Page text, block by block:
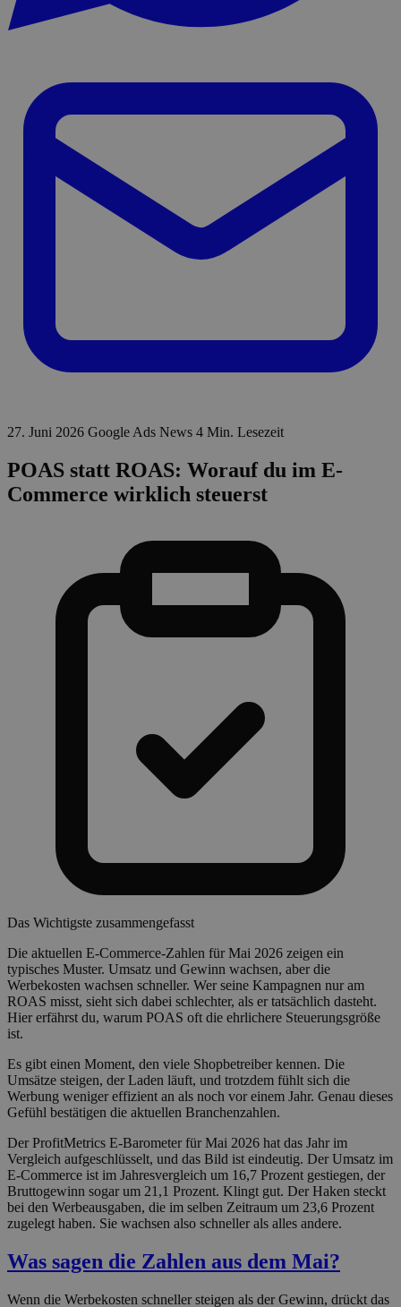
27. Juni 2026 Google Ads News 4 Min. Lesezeit
POAS statt ROAS: Worauf du im E-
Commerce wirklich steuerst
Das Wichtigste zusammengefasst
Die aktuellen E-Commerce-Zahlen für Mai 2026 zeigen ein
typisches Muster. Umsatz und Gewinn wachsen, aber die
Werbekosten wachsen schneller. Wer seine Kampagnen nur am
ROAS misst, sieht sich dabei schlechter, als er tatsächlich dasteht.
Hier erfährst du, warum POAS oft die ehrlichere Steuerungsgröße
ist.
Es gibt einen Moment, den viele Shopbetreiber kennen. Die
Umsätze steigen, der Laden läuft, und trotzdem fühlt sich die
Werbung weniger effizient an als noch vor einem Jahr. Genau dieses
Gefühl bestätigen die aktuellen Branchenzahlen.
Der ProfitMetrics E-Barometer für Mai 2026 hat das Jahr im
Vergleich aufgeschlüsselt, und das Bild ist eindeutig. Der Umsatz im
E-Commerce ist im Jahresvergleich um 16,7 Prozent gestiegen, der
Bruttogewinn sogar um 21,1 Prozent. Klingt gut. Der Haken steckt
bei den Werbeausgaben, die im selben Zeitraum um 23,6 Prozent
zugelegt haben. Sie wachsen also schneller als alles andere.
Was sagen die Zahlen aus dem Mai?
Wenn die Werbekosten schneller steigen als der Gewinn, drückt das